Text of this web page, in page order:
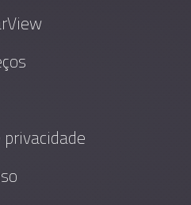
privacidade